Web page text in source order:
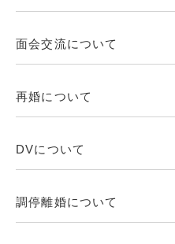
面会交流について
再婚について
DVについて
調停離婚について